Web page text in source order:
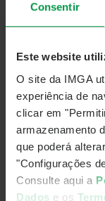
Consentir
Este website
O site da IMGA
experiência de
clicar em
armazenamento
que poderá
"Configurações
Consulte aqui a
Dados e os
IMGA Money
IMGA Liquidez –
IMGA Euro Taxa
IMGA Euro Taxa
IMGA
0,5%/ano